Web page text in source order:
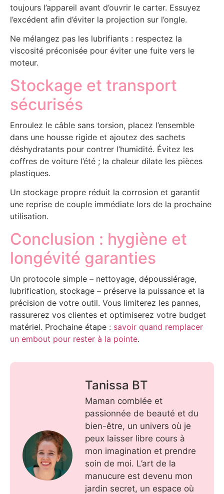
toujours l’appareil avant d’ouvrir le carter. Essuyez
l’excédent afin d’éviter la projection sur l’ongle.
Ne mélangez pas les lubrifiants : respectez la
viscosité préconisée pour éviter une fuite vers le
moteur.
Stockage et transport
sécurisés
Enroulez le câble sans torsion, placez l’ensemble
dans une housse rigide et ajoutez des sachets
déshydratants pour contrer l’humidité. Évitez les
coffres de voiture l’été ; la chaleur dilate les pièces
plastiques.
Un stockage propre réduit la corrosion et garantit
une reprise de couple immédiate lors de la prochaine
utilisation.
Conclusion : hygiène et
longévité garanties
Un protocole simple – nettoyage, dépoussiérage,
lubrification, stockage – préserve la puissance et la
précision de votre outil. Vous limiterez les pannes,
rassurerez vos clientes et optimiserez votre budget
matériel. Prochaine étape : savoir quand remplacer
un embout pour rester à la pointe.
Tanissa BT
Maman comblée et
passionnée de beauté et du
bien-être, un univers où je
peux laisser libre cours à
mon imagination et prendre
soin de moi. L’art de la
manucure est devenu mon
jardin secret, un espace où